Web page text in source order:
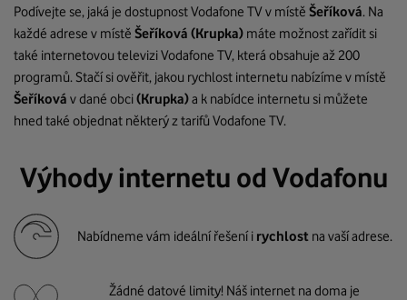
Podívejte se, jaká je dostupnost Vodafone TV v místě Šeříková. Na
každé adrese v místě Šeříková (Krupka) máte možnost zařídit si
také internetovou televizi Vodafone TV, která obsahuje až 200
programů. Stačí si ověřit, jakou rychlost internetu nabízíme v místě
Šeříková v dané obci(Krupka)a k nabídce internetu si můžete
hned také objednat některý z tarifů Vodafone TV.
Výhody internetu od Vodafonu
Nabídneme vám ideální řešení i rychlost na vaší adrese.
Žádné datové limity! Náš internet na doma je